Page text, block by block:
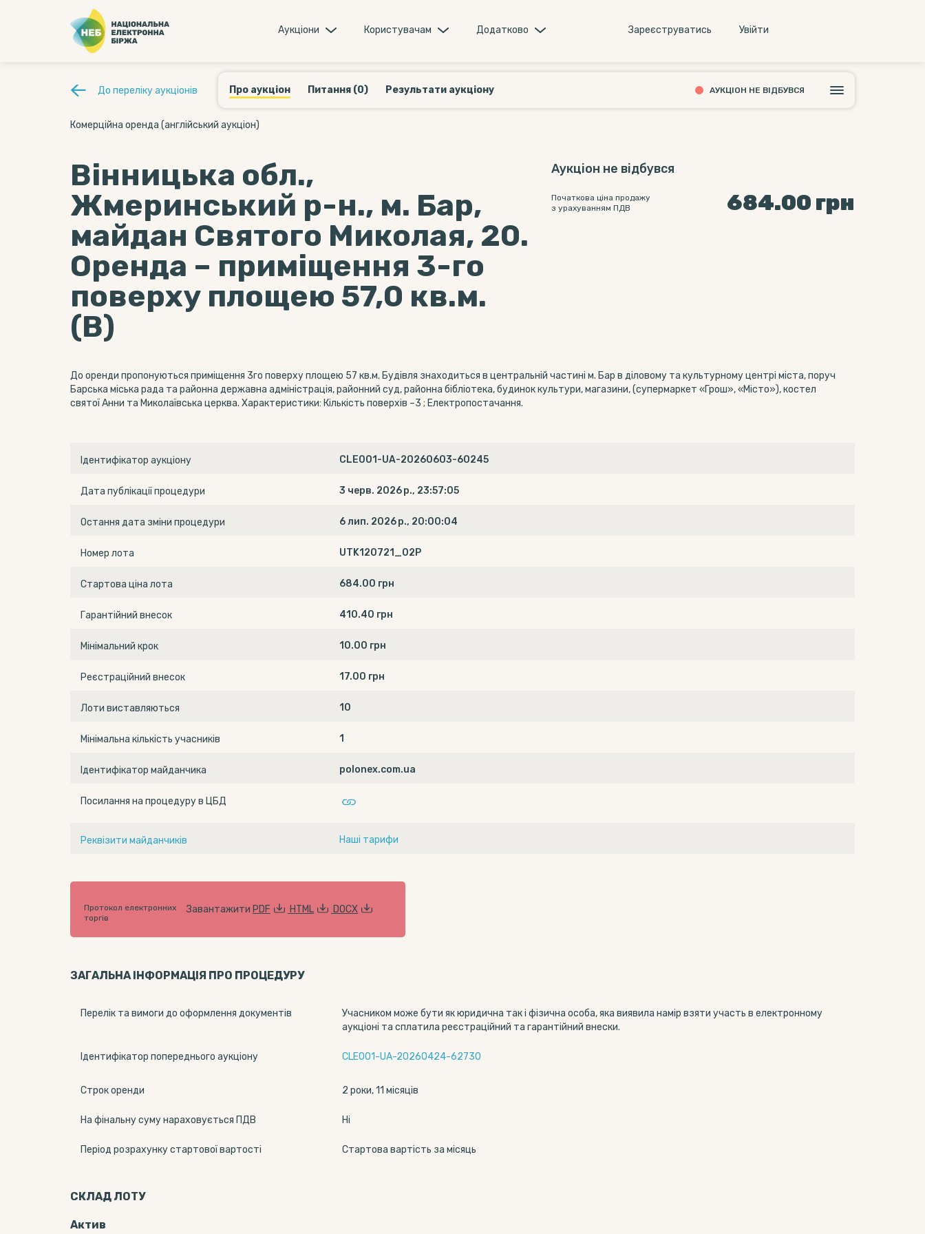
Аукцiони Користувачам Додатково Зареєструватись Увiйти
До переліку аукціонів Про аукціон Питання (0) Результати аукціону АУКЦІОН НЕ ВІДБУВСЯ
Комерційна оренда (англійський аукціон)
Вінницька обл.,
Жмеринський р-н., м. Бар,
майдан Святого Миколая, 20.
Оренда – приміщення 3-го
поверху площею 57,0 кв.м.
(В)
Аукціон не відбувся
Початкова ціна продажу
з урахуванням ПДВ
684.00 грн
До оренди пропонуються приміщення 3го поверху площею 57 кв.м. Будівля знаходиться в центральній частині м. Бар в діловому та культурному центрі міста, поруч
Барська міська рада та районна державна адміністрація, районний суд, районна бібліотека, будинок культури, магазини, (супермаркет «Грош», «Місто»), костел
святої Анни та Миколаївська церква. Характеристики: Кількість поверхів –3 ; Електропостачання.
Ідентифікатор аукціону CLE001-UA-20260603-60245
Дата публікації процедури 3 черв. 2026 р., 23:57:05
Остання дата зміни процедури 6 лип. 2026 р., 20:00:04
Номер лота UTK120721_02P
Стартова ціна лота 684.00 грн
Гарантійний внесок 410.40 грн
Мінімальний крок 10.00 грн
Реєстраційний внесок 17.00 грн
Лоти виставляються 10
Мінімальна кількість учасників 1
Ідентифікатор майданчика polonex.com.ua
Посилання на процедуру в ЦБД
Реквізити майданчиків Наші тарифи
Протокол електронних
торгів
Завантажити PDF HTML DOCX
ЗАГАЛЬНА ІНФОРМАЦІЯ ПРО ПРОЦЕДУРУ
Перелік та вимоги до оформлення документів
Учасником може бути як юридична так і фізична особа, яка виявила намір взяти участь в електронному
аукціоні та сплатила реєстраційний та гарантійний внески.
Ідентифікатор попереднього аукціону CLE001-UA-20260424-62730
Строк оренди 2 роки, 11 місяців
На фінальну суму нараховується ПДВ Ні
Період розрахунку стартової вартості Стартова вартість за місяць
СКЛАД ЛОТУ
Актив